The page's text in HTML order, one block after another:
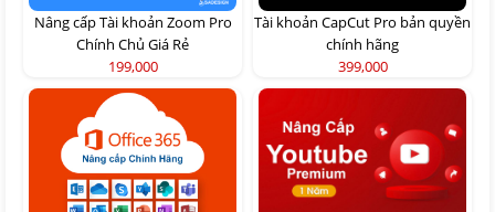
Nâng cấp Tài khoản Zoom Pro
Chính Chủ Giá Rẻ
199,000
Tài khoản CapCut Pro bản quyền
chính hãng
399,000